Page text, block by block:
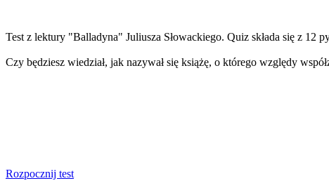
Test z lektury "Balladyna" Juliusza Słowackiego. Quiz składa się z 12
Czy będziesz wiedział, jak nazywał się książę, o którego względy
Rozpocznij test